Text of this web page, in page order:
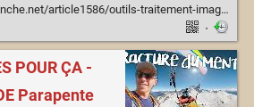
article1586/outils-traitement-image-automatique
·
POUR ÇA -
Parapente